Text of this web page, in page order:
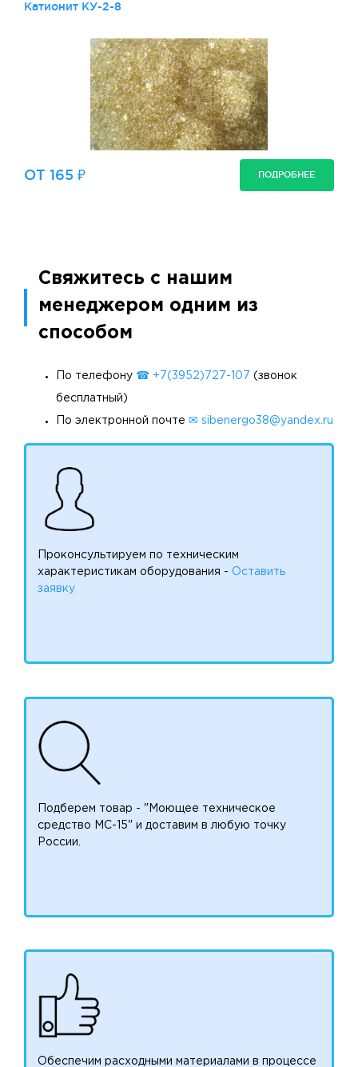
Катионит КУ-2-8
ОТ 165 ₽ ПОДРОБНЕЕ
Свяжитесь с нашим
менеджером одним из
способом
По телефону ☎ +7(3952)727-107 (звонок
бесплатный)
По электронной почте ✉ sibenergo38@yandex.ru
Проконсультируем по техническим
характеристикам оборудования - Оставить
заявку
Подберем товар - "Моющее техническое
средство МС-15" и доставим в любую точку
России.
Обеспечим расходными материалами в процессе